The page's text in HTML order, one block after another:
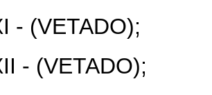
- (VETADO);
- (VETADO);